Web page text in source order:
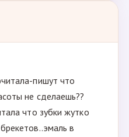
пишут что
не сделаешь??
что зубки жутко
в